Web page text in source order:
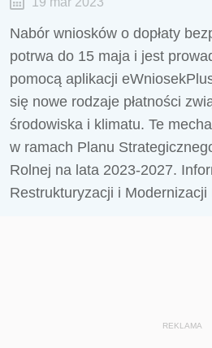
Nabór wniosków o dopłaty
potrwa do 15 maja i jest
pomocą aplikacji
się nowe rodzaje płatności
środowiska i klimatu. Te
w ramach Planu
Rolnej na lata 2023-2027.
Restrukturyzacji i Modernizacji
REKLAMA